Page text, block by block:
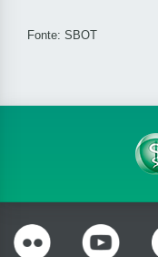
Fonte: SBOT